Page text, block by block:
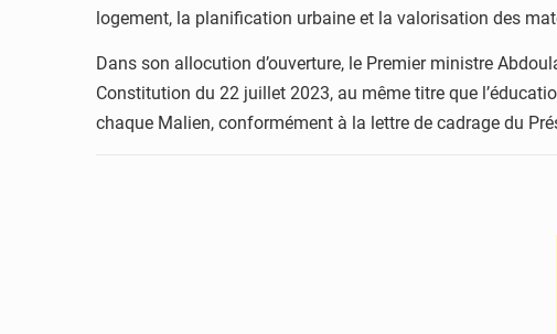
logement, la planification urbaine et la valorisation des
Dans son allocution d’ouverture, le Premier ministre
Constitution du 22 juillet 2023, au même titre que
chaque Malien, conformément à la lettre de cadrage du